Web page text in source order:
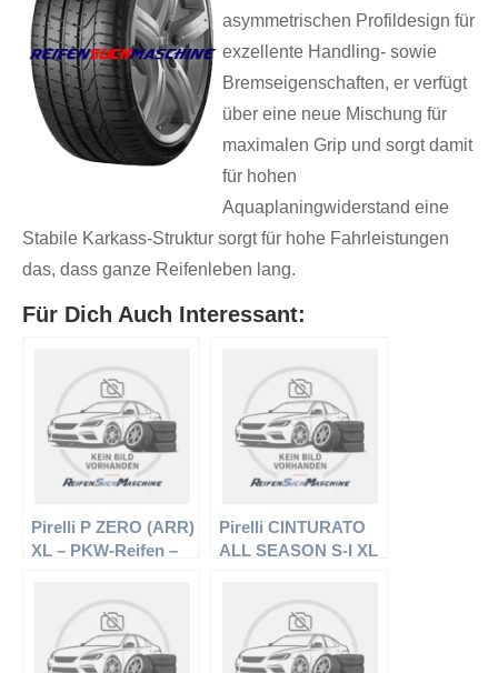
asymmetrischen Profildesign für
exzellente Handling- sowie
Bremseigenschaften, er verfügt
über eine neue Mischung für
maximalen Grip und sorgt damit
für hohen
Aquaplaningwiderstand eine
Stabile Karkass-Struktur sorgt für hohe Fahrleistungen
das, dass ganze Reifenleben lang.
Für Dich Auch Interessant:
Pirelli P ZERO (ARR)
XL – PKW-Reifen –
Pirelli CINTURATO
ALL SEASON S-I XL
Ganzjahresreifen